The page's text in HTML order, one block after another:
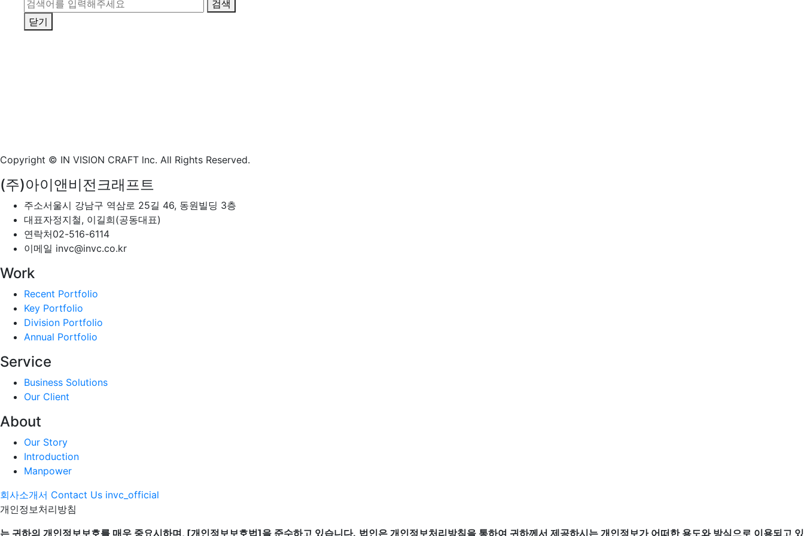
검색
닫기
Copyright © IN VISION CRAFT lnc. All Rights Reserved.
(주)아이앤비전크래프트
주소서울시 강남구 역삼로 25길 46, 동원빌딩 3층
대표자정지철, 이길희(공동대표)
연락처02-516-6114
이메일 invc@invc.co.kr
Work
Recent Portfolio
Key Portfolio
Division Portfolio
Annual Portfolio
Service
Business Solutions
Our Client
About
Our Story
Introduction
Manpower
회사소개서 Contact Us invc_official
개인정보처리방침
는 귀하의 개인정보보호를 매우 중요시하며, [개인정보보호법]을 준수하고 있습니다. 법인은 개인정보처리방침을 통하여 귀하께서 제공하시는 개인정보가 어떠한 용도와 방식으로 이용되고 있